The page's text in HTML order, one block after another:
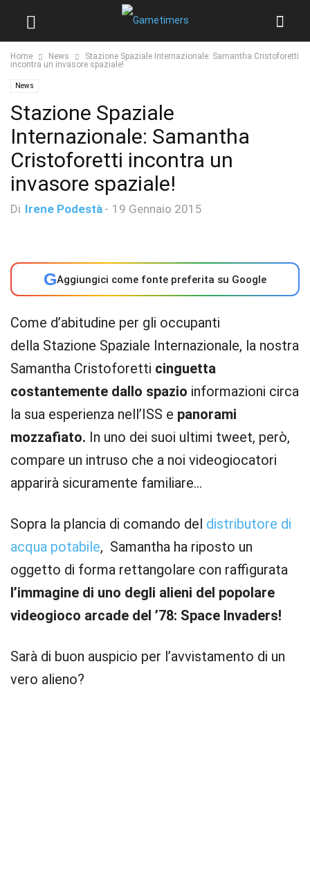
Home News
Stazione Spaziale Internazionale: Samantha Cristoforetti
incontra un invasore spaziale!
News
Stazione Spaziale
Internazionale: Samantha
Cristoforetti incontra un
invasore spaziale!
Di Irene Podestà - 19 Gennaio 2015
GAggiungici come fonte preferita su Google
Come d’abitudine per gli occupanti
della Stazione Spaziale Internazionale, la nostra
Samantha Cristoforetti cinguetta
costantemente dallo spazio informazioni circa
la sua esperienza nell’ISS e panorami
mozzafiato. In uno dei suoi ultimi tweet, però,
compare un intruso che a noi videogiocatori
apparirà sicuramente familiare…
Sopra la plancia di comando del distributore di
acqua potabile, Samantha ha riposto un
oggetto di forma rettangolare con raffigurata
l’immagine di uno degli alieni del popolare
videogioco arcade del ’78: Space Invaders!
Sarà di buon auspicio per l’avvistamento di un
vero alieno?